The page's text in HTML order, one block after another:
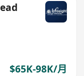
$65K-98K/月